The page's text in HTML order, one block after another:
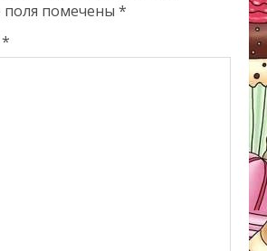
поля помечены *
*